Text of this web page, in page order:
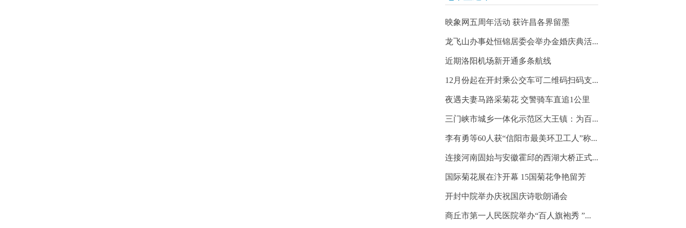
映象网五周年活动 获许昌各界留墨
龙飞山办事处恒锦居委会举办金婚庆典活...
近期洛阳机场新开通多条航线
12月份起在开封乘公交车可二维码扫码支...
夜遇夫妻马路采菊花 交警骑车直追1公里
三门峡市城乡一体化示范区大王镇：为百...
李有勇等60人获“信阳市最美环卫工人”称...
连接河南固始与安徽霍邱的西湖大桥正式...
国际菊花展在汴开幕 15国菊花争艳留芳
开封中院举办庆祝国庆诗歌朗诵会
商丘市第一人民医院举办“百人旗袍秀 ”...